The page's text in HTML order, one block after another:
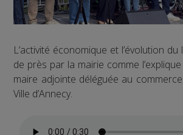
L’activité économique et l’évolution
de près par la mairie comme
maire adjointe déléguée au
Ville d’Annecy.